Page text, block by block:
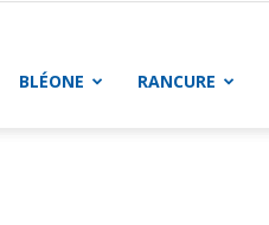
BLÉONE RANCURE